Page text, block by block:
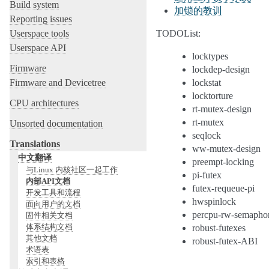
Build system
Reporting issues
Userspace tools
Userspace API
Firmware
Firmware and Devicetree
CPU architectures
Unsorted documentation
Translations
中文翻译
与Linux 内核社区一起工作
内部API文档
开发工具和流程
面向用户的文档
固件相关文档
体系结构文档
其他文档
术语表
索引和表格
加锁的教训
TODOList:
locktypes
lockdep-design
lockstat
locktorture
rt-mutex-design
rt-mutex
seqlock
ww-mutex-design
preempt-locking
pi-futex
futex-requeue-pi
hwspinlock
percpu-rw-
robust-futexes
robust-futex-ABI